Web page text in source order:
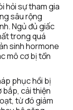
hỏi sự tham gia
sâu rộng
Ngủ đủ giấc
trong quá
sinh hormone
mô cơ bị tổn
phục hồi bị
bắp, cải thiện
từ đó giảm